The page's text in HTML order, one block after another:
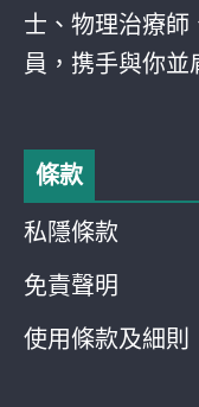
士、物理治療師
員，携手與你並
條款
私隱條款
免責聲明
使用條款及細則